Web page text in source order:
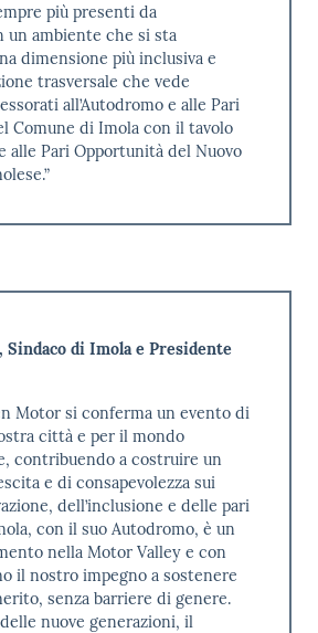
più presenti da
un ambiente che si sta
dimensione più inclusiva e
trasversale che vede
all’Autodromo e alle Pari
Comune di Imola con il tavolo
alle Pari Opportunità del Nuovo
Sindaco di Imola e Presidente
Motor si conferma un evento di
città e per il mondo
contribuendo a costruire un
e di consapevolezza sui
dell’inclusione e delle pari
con il suo Autodromo, è un
nella Motor Valley e con
il nostro impegno a sostenere
senza barriere di genere.
nuove generazioni, il